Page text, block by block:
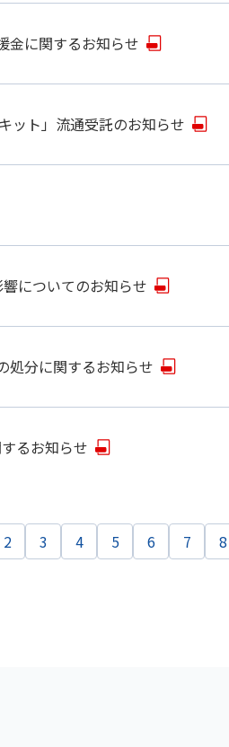
金に関するお知らせ
ット」流通受託のお知らせ
についてのお知らせ
処分に関するお知らせ
るお知らせ
2 3 4 5 6 7 8